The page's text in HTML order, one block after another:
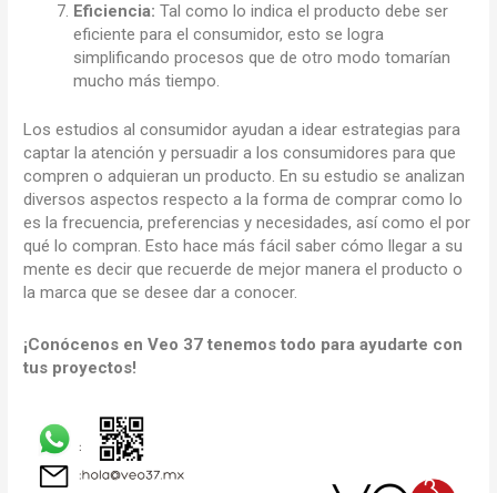
Eficiencia: Tal como lo indica el producto debe ser
eficiente para el consumidor, esto se logra
simplificando procesos que de otro modo tomarían
mucho más tiempo.
Los estudios al consumidor ayudan a idear estrategias para
captar la atención y persuadir a los consumidores para que
compren o adquieran un producto. En su estudio se analizan
diversos aspectos respecto a la forma de comprar como lo
es la frecuencia, preferencias y necesidades, así como el por
qué lo compran. Esto hace más fácil saber cómo llegar a su
mente es decir que recuerde de mejor manera el producto o
la marca que se desee dar a conocer.
¡Conócenos en Veo 37 tenemos todo para ayudarte con
tus proyectos!